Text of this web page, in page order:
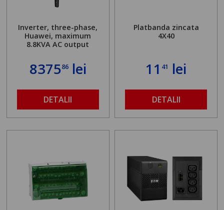
Inverter, three-phase,
Huawei, maximum
8.8KVA AC output
837586lei
DETALII
Platbanda zincata
4X40
11 41 lei
DETALII